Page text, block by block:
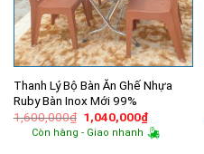
Thanh Lý Bộ Bàn Ăn Ghế Nhựa
Ruby Bàn Inox Mới 99%
1,600,000₫ Giá
gốc
là:
1,040,000₫Giá
hiện
tại
Còn hàng - Giao nhanh